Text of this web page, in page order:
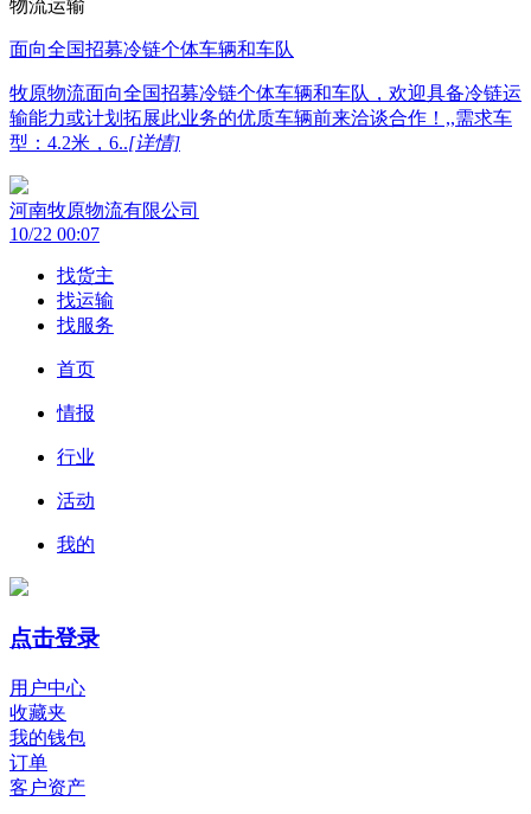
物流运输
面向全国招募冷链个体车辆和车队
牧原物流面向全国招募冷链个体车辆和车队，欢迎具备冷链运
输能力或计划拓展此业务的优质车辆前来洽谈合作！,,需求车
型：4.2米，6..[详情]
河南牧原物流有限公司
10/22 00:07
找货主
找运输
找服务
首页
情报
行业
活动
我的
点击登录
用户中心
收藏夹
我的钱包
订单
客户资产